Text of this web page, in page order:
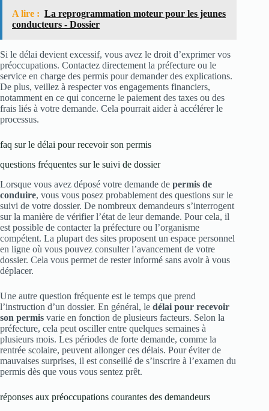
A lire : La reprogrammation moteur pour les jeunes
conducteurs - Dossier
Si le délai devient excessif, vous avez le droit d’exprimer vos
préoccupations. Contactez directement la préfecture ou le
service en charge des permis pour demander des explications.
De plus, veillez à respecter vos engagements financiers,
notamment en ce qui concerne le paiement des taxes ou des
frais liés à votre demande. Cela pourrait aider à accélérer le
processus.
faq sur le délai pour recevoir son permis
questions fréquentes sur le suivi de dossier
Lorsque vous avez déposé votre demande de permis de
conduire, vous vous posez probablement des questions sur le
suivi de votre dossier. De nombreux demandeurs s’interrogent
sur la manière de vérifier l’état de leur demande. Pour cela, il
est possible de contacter la préfecture ou l’organisme
compétent. La plupart des sites proposent un espace personnel
en ligne où vous pouvez consulter l’avancement de votre
dossier. Cela vous permet de rester informé sans avoir à vous
déplacer.
Une autre question fréquente est le temps que prend
l’instruction d’un dossier. En général, le délai pour recevoir
son permis varie en fonction de plusieurs facteurs. Selon la
préfecture, cela peut osciller entre quelques semaines à
plusieurs mois. Les périodes de forte demande, comme la
rentrée scolaire, peuvent allonger ces délais. Pour éviter de
mauvaises surprises, il est conseillé de s’inscrire à l’examen du
permis dès que vous vous sentez prêt.
réponses aux préoccupations courantes des demandeurs